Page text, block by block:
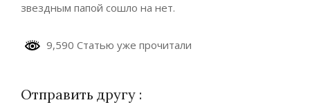
звездным папой сошло на нет.
9,590 Статью уже прочитали
Отправить другу :